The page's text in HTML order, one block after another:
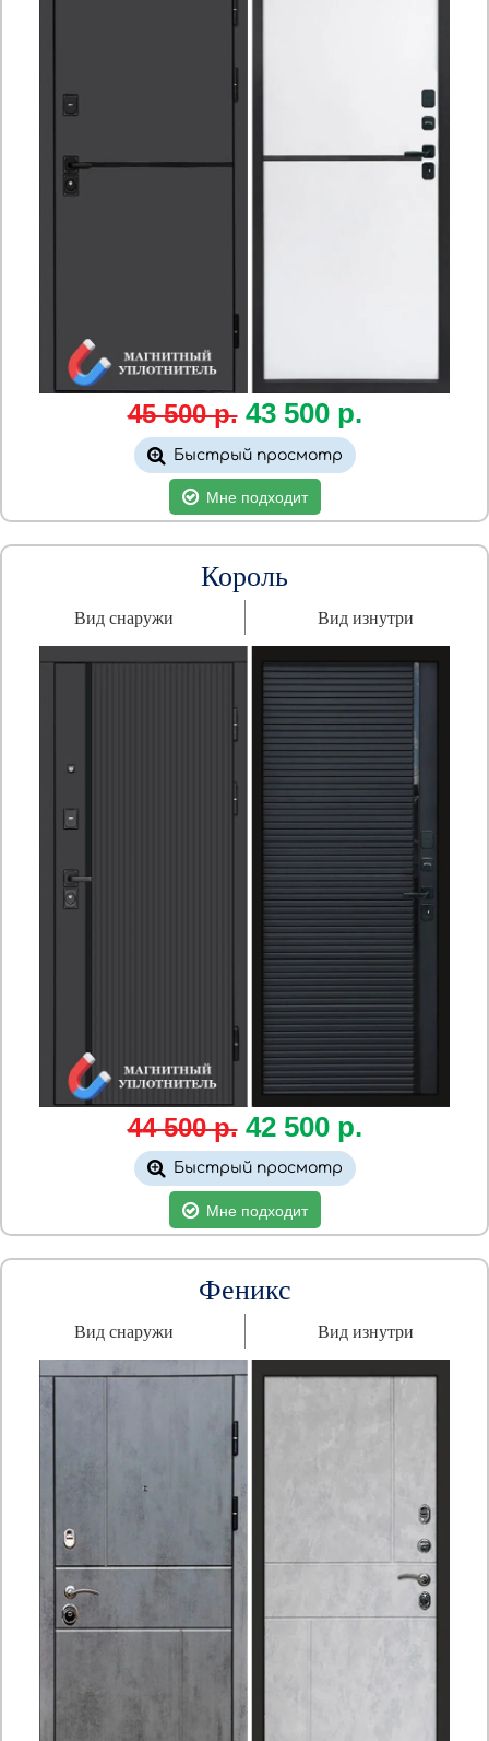
45 500 р. 43 500 р.
Быстрый просмотр
Мне подходит
Король
Вид снаружи Вид изнутри
44 500 р. 42500 р.
Быстрый просмотр
Мне подходит
Феникс
Вид снаружи Вид изнутри